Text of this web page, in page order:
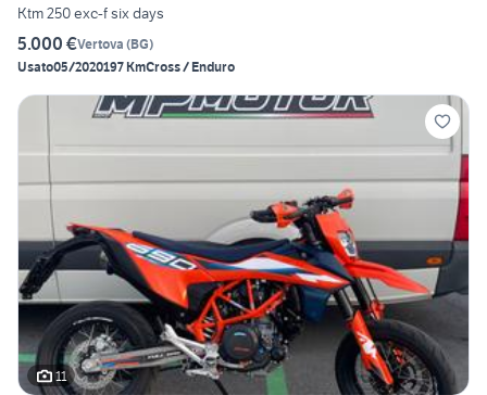
Ktm 250 exc-f six days
5.000 €Vertova (BG)
Usato05/2020197 KmCross / Enduro
11